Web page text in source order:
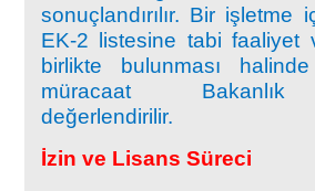
sonuçlandırılır. Bir işletme
EK-2 listesine tabi faaliyet
birlikte bulunması
müracaat Bakanlık
değerlendirilir.
İzin ve Lisans Süreci